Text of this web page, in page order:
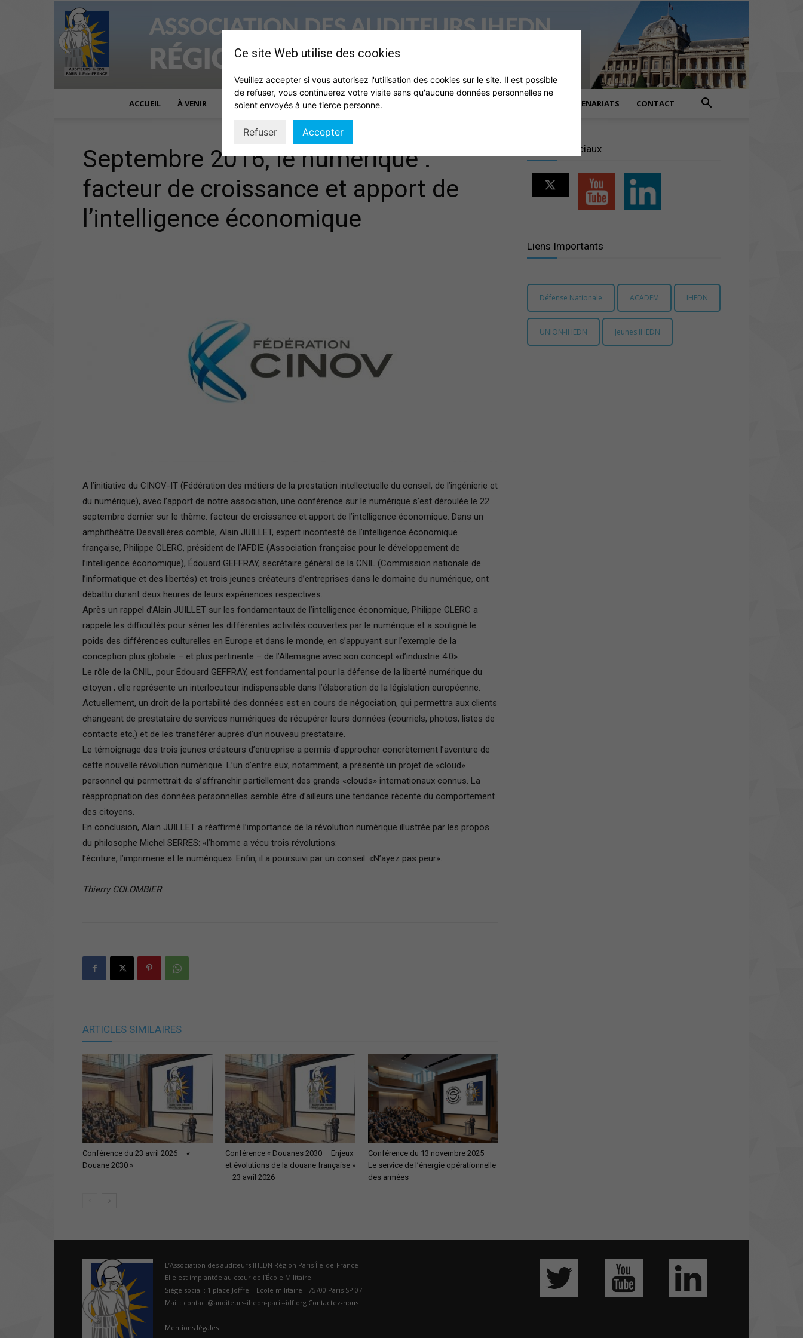
Région
Ile-
de-
France
ACCUEIL À VENIR ACTUALITÉS QUI SOMMES NOUS ? PARTENARIATS CONTACT
Septembre 2016, le numérique :
facteur de croissance et apport de
l’intelligence économique
A l’initiative du CINOV-IT (Fédération des métiers de la prestation intellectuelle du conseil, de l’ingénierie et
du numérique), avec l’apport de notre association, une conférence sur le numérique s’est déroulée le 22
septembre dernier sur le thème: facteur de croissance et apport de l’intelligence économique. Dans un
amphithéâtre Desvallières comble, Alain JUILLET, expert incontesté de l’intelligence économique
française, Philippe CLERC, président de l’AFDIE (Association française pour le développement de
l’intelligence économique), Édouard GEFFRAY, secrétaire général de la CNIL (Commission nationale de
l’informatique et des libertés) et trois jeunes créateurs d’entreprises dans le domaine du numérique, ont
débattu durant deux heures de leurs expériences respectives.
Après un rappel d’Alain JUILLET sur les fondamentaux de l’intelligence économique, Philippe CLERC a
rappelé les difficultés pour sérier les différentes activités couvertes par le numérique et a souligné le
poids des différences culturelles en Europe et dans le monde, en s’appuyant sur l’exemple de la
conception plus globale – et plus pertinente – de l’Allemagne avec son concept «d’industrie 4.0».
Le rôle de la CNIL, pour Édouard GEFFRAY, est fondamental pour la défense de la liberté numérique du
citoyen ; elle représente un interlocuteur indispensable dans l’élaboration de la législation européenne.
Actuellement, un droit de la portabilité des données est en cours de négociation, qui permettra aux clients
changeant de prestataire de services numériques de récupérer leurs données (courriels, photos, listes de
contacts etc.) et de les transférer auprès d’un nouveau prestataire.
Le témoignage des trois jeunes créateurs d’entreprise a permis d’approcher concrètement l’aventure de
cette nouvelle révolution numérique. L’un d’entre eux, notamment, a présenté un projet de «cloud»
personnel qui permettrait de s’affranchir partiellement des grands «clouds» internationaux connus. La
réappropriation des données personnelles semble être d’ailleurs une tendance récente du comportement
des citoyens.
En conclusion, Alain JUILLET a réaffirmé l’importance de la révolution numérique illustrée par les propos
du philosophe Michel SERRES: «l’homme a vécu trois révolutions:
l’écriture, l’imprimerie et le numérique». Enfin, il a poursuivi par un conseil: «N’ayez pas peur».
Thierry COLOMBIER
ARTICLES SIMILAIRES
Conférence du 23 avril 2026 – «
Douane 2030 »
Conférence « Douanes 2030 – Enjeux
et évolutions de la douane française »
– 23 avril 2026
Conférence du 13 novembre 2025 –
Le service de l’énergie opérationnelle
des armées
Réseaux sociaux
Liens Importants
Défense Nationale ACADEM IHEDN
UNION-IHEDN Jeunes IHEDN
L’Association des auditeurs IHEDN Région Paris Île-de-France
Elle est implantée au cœur de l’École Militaire.
Siège social : 1 place Joffre – Ecole militaire - 75700 Paris SP 07
Mail : contact@auditeurs-ihedn-paris-idf.org Contactez-nous
Mentions légales
Ce site Web utilise des cookies
Veuillez accepter si vous autorisez l'utilisation des cookies sur le site. Il est possible
de refuser, vous continuerez votre visite sans qu'aucune données personnelles ne
soient envoyés à une tierce personne.
Refuser Accepter